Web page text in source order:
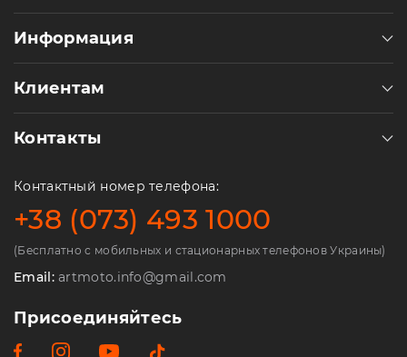
Информация
Клиентам
Контакты
Контактный номер телефона:
+38 (073) 493 1000
(Бесплатно с мобильных и стационарных телефонов Украины)
Email:artmoto.info@gmail.com
Присоединяйтесь